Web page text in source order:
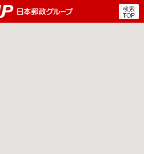
郵便局・日本郵政グルー
検索
TOP